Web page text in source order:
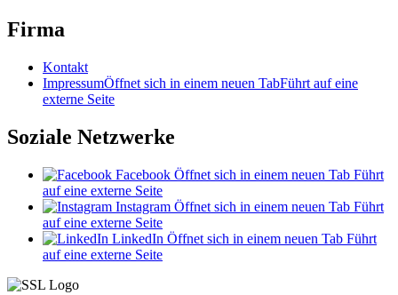
Firma
Kontakt
ImpressumÖffnet sich in einem neuen TabFührt auf eine
externe Seite
Soziale Netzwerke
Facebook Öffnet sich in einem neuen Tab Führt
auf eine externe Seite
Instagram Öffnet sich in einem neuen Tab Führt
auf eine externe Seite
LinkedIn Öffnet sich in einem neuen Tab Führt
auf eine externe Seite